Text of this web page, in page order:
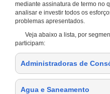
mediante assinatura de termo no
analisar e investir todos os
problemas apresentados.
Veja abaixo a lista, por
participam:
Administradoras de
Agua e Saneamento